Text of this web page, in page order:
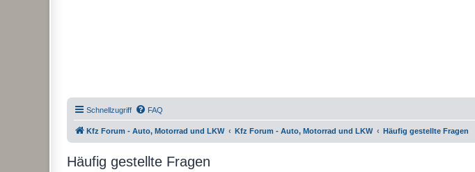
Schnellzugriff FAQ
Kfz Forum - Auto, Motorrad und LKW Kfz Forum - Auto, Motorrad und LKW Häufig gestellte Fragen
Häufig gestellte Fragen